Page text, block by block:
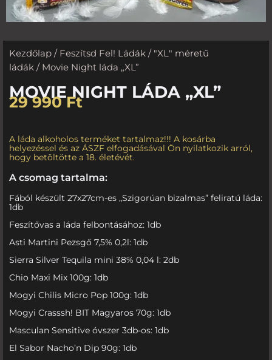
Kezdőlap / Feszítsd Fel! Ládák / "XL" méretű
ládák / Movie Night láda „XL”
MOVIE NIGHT LÁDA „XL”
29 990Ft
A láda alkoholos terméket tartalmaz!!! A kosárba
helyezéssel és az ÁSZF elfogadásával Ön nyilatkozik arról,
hogy betöltötte a 18. életévét.
A csomag tartalma:
Fából készült 27x27cm-es „Szigorúan bizalmas” feliratú láda:
1db
Feszítővas a láda felbontásához: 1db
Asti Martini Pezsgő 7,5% 0,2l: 1db
Sierra Silver Tequila mini 38% 0,04 l: 2db
Chio Maxi Mix 100g: 1db
Mogyi Chilis Micro Pop 100g: 1db
Mogyi Crasssh! BIT Magyaros 70g: 1db
Masculan Sensitive óvszer 3db-os: 1db
El Sabor Nacho’n Dip 90g: 1db